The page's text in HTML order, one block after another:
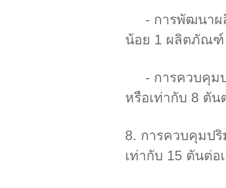
- การพัฒนาผลิ
น้อย 1 ผลิตภัณ
- การควบคุมป
หรือเท่ากับ 8 ตัน
8. การควบคุมป
เท่ากับ 15 ตันต่อ